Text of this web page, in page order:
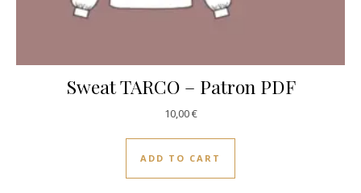
Sweat TARCO – Patron PDF
10,00€
ADD TO CART